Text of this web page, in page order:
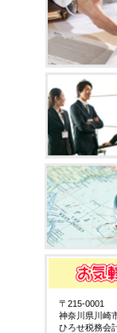
〒215-0001
神奈川県川崎
ひろせ税務会